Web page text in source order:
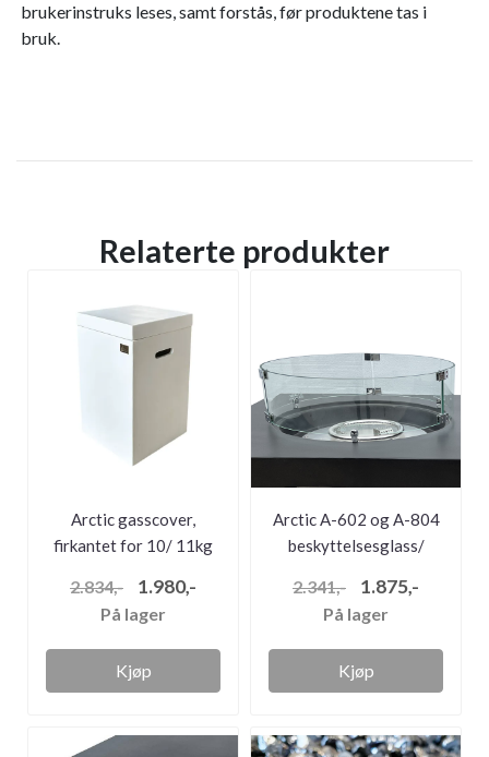
brukerinstruks leses, samt forstås, før produktene tas i
bruk.
Relaterte produkter
Arctic gasscover,
firkantet for 10/ 11kg
2.834,- 1.980,-
På lager
Kjøp
Arctic A-602 og A-804
beskyttelsesglass/
2.341,- 1.875,-
På lager
Kjøp